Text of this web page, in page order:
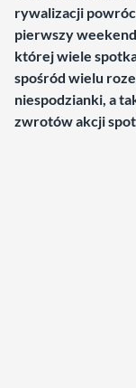
rywalizacji
pierwszy
której wiele
spośród wielu
niespodzianki, a
zwrotów akcji